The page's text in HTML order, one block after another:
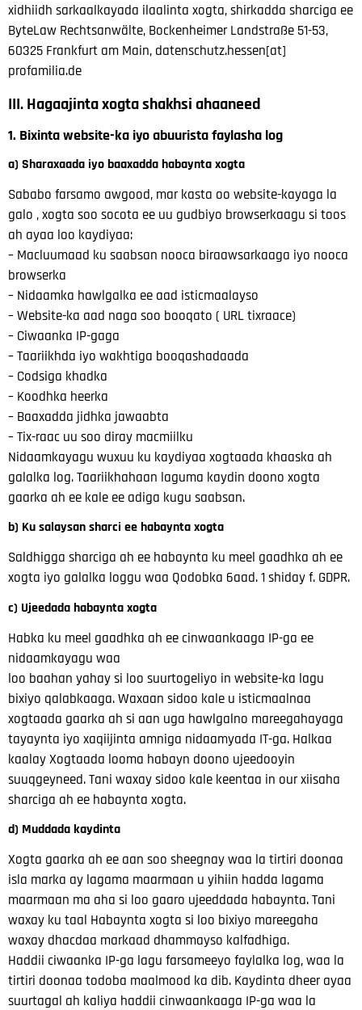
xidhiidh sarkaalkayada ilaalinta xogta, shirkadda sharciga ee
ByteLaw Rechtsanwälte, Bockenheimer Landstraße 51-53,
60325 Frankfurt am Main, datenschutz.hessen[at]
profamilia.de
III. Hagaajinta xogta shakhsi ahaaneed
1. Bixinta website-ka iyo abuurista faylasha log
a) Sharaxaada iyo baaxadda habaynta xogta
Sababo farsamo awgood, mar kasta oo website-kayaga la
galo , xogta soo socota ee uu gudbiyo browserkaagu si toos
ah ayaa loo kaydiyaa:
– Macluumaad ku saabsan nooca biraawsarkaaga iyo nooca
browserka
– Nidaamka hawlgalka ee aad isticmaalayso
– Website-ka aad naga soo booqato ( URL tixraace)
– Ciwaanka IP-gaga
– Taariikhda iyo wakhtiga booqashadaada
– Codsiga khadka
– Koodhka heerka
– Baaxadda jidhka jawaabta
– Tix-raac uu soo diray macmiilku
Nidaamkayagu wuxuu ku kaydiyaa xogtaada khaaska ah
galalka log. Taariikhahaan laguma kaydin doono xogta
gaarka ah ee kale ee adiga kugu saabsan.
b) Ku salaysan sharci ee habaynta xogta
Saldhigga sharciga ah ee habaynta ku meel gaadhka ah ee
xogta iyo galalka loggu waa Qodobka 6aad. 1 shiday f. GDPR.
c) Ujeedada habaynta xogta
Habka ku meel gaadhka ah ee cinwaankaaga IP-ga ee
nidaamkayagu waa
loo baahan yahay si loo suurtogeliyo in website-ka lagu
bixiyo qalabkaaga.Waxaan sidoo kale u isticmaalnaa
xogtaada gaarka ah si aan uga hawlgalno mareegahayaga
tayaynta iyo xaqiijinta amniga nidaamyada IT-ga. Halkaa
kaalayXogtaada looma habayn doono ujeedooyin
suuqgeyneed. Tani waxay sidoo kale keentaa in ourxiisaha
sharciga ah ee habaynta xogta.
d) Muddada kaydinta
Xogta gaarka ah ee aan soo sheegnay waa la tirtiri doonaa
isla marka ay lagama maarmaan u yihiin hadda lagama
maarmaan ma aha si loo gaaro ujeeddada habaynta. Tani
waxay ku taal Habaynta xogta si loo bixiyo mareegaha
waxay dhacdaa markaad dhammayso kalfadhiga.
Haddii ciwaanka IP-ga lagu farsameeyo faylalka log, waa la
tirtiri doonaa todoba maalmood ka dib. Kaydinta dheer ayaa
suurtagal ah kaliya haddii cinwaankaaga IP-ga waa la